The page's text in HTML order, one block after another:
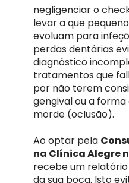
negligenciar o
levar a que
evoluam para
perdas dentárias
diagnóstico
tratamentos que
por não terem
gengival ou a
morde (oclusão).
Ao optar pela
na Clínica Alegre
recebe um
da sua boca. Isto